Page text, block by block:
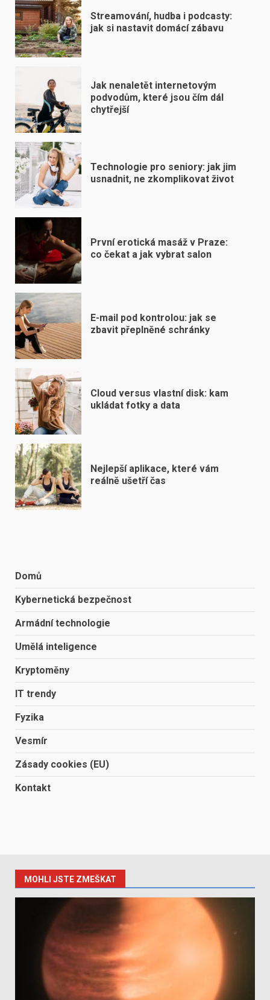
Streamování, hudba i podcasty:
jak si nastavit domácí zábavu
Jak nenaletět internetovým
podvodům, které jsou čím dál
chytřejší
Technologie pro seniory: jak jim
usnadnit, ne zkomplikovat život
První erotická masáž v Praze:
co čekat a jak vybrat salon
E-mail pod kontrolou: jak se
zbavit přeplněné schránky
Cloud versus vlastní disk: kam
ukládat fotky a data
Nejlepší aplikace, které vám
reálně ušetří čas
Domů
Kybernetická bezpečnost
Armádní technologie
Umělá inteligence
Kryptoměny
IT trendy
Fyzika
Vesmír
Zásady cookies (EU)
Kontakt
MOHLI JSTE ZMEŠKAT